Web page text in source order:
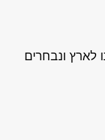
לארץ ונבחרים